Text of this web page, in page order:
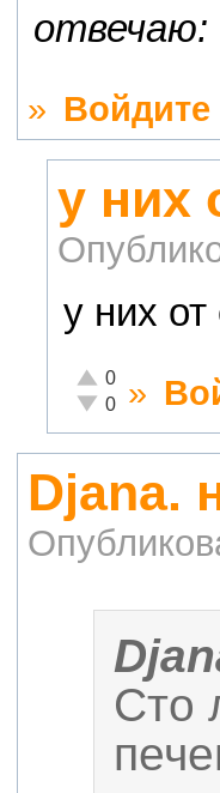
отвечаю:
» Войдите
у них
у них
Отлично!
0
Неадекватно!
0 »
Djana.
Сто